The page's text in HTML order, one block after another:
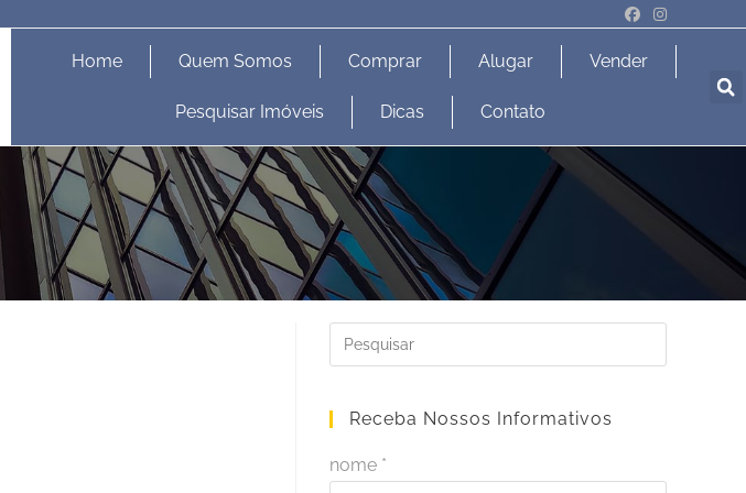
Home Quem Somos Comprar Alugar Vender
Pesquisar Imóveis Dicas Contato
Receba Nossos Informativos
nome *